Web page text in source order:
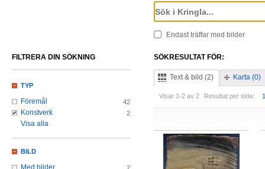
Endast träffar med bilder
SÖKRESULTAT FÖR:
Text & bild (2) Karta (0)
Visar 1-2 av 2 Resultat per sida:
FILTRERA DIN SÖKNING
TYP
Föremål 42
Konstverk 2
Visa alla
BILD
Med bilder